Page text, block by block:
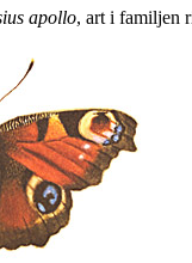
apollo, art i familjen